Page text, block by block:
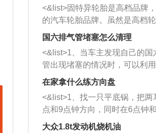
<&list>固特异轮胎是高档品牌
的汽车轮胎品牌。虽然是高档
牌，但是中高低端的轮胎都有生
也是为了更好的开拓市场。
国六排气管堵塞怎么清理
<&list>1、当车主发现自己的国
管出现堵塞的情况时，可以利
者是细棍，直接将杂物给取出来
堵塞情况比较严重，也可以采取
施。 <&list>2、直接利用木棍
杂物推到排气管里面的位置处
三元催化器拆解开，就可以将堵
在家拿什么练方向盘
<&list>1、找一只平底锅，把两
点和9点钟方向，同时在6点钟
方向做一个标记。 <&list>2、双
大众1.8t发动机烧机油